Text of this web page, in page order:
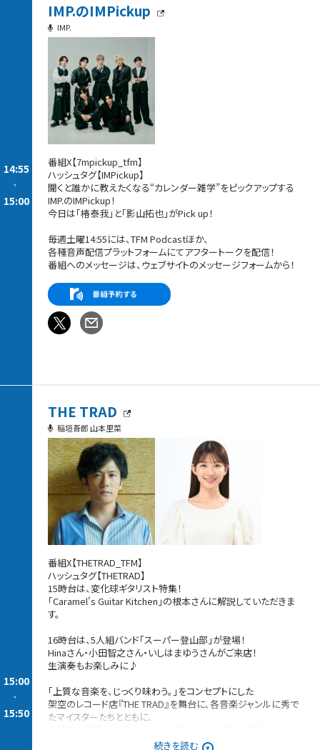
14:55
-
15:00
IMP.のIMPickup
IMP.
番組X【7mpickup_tfm】
ハッシュタグ【IMPickup】
聞くと誰かに教えたくなる“カレンダー雑学”をピックアップする
IMP.のIMPickup！
今日は「椿泰我」と「影山拓也」がPick up！
毎週土曜14:55には、TFM Podcastほか、
各種音声配信プラットフォームにてアフタートークを配信！
番組へのメッセージは、ウェブサイトのメッセージフォームから！
15:00
-
15:50
THE TRAD
稲垣吾郎 山本里菜
番組X【THETRAD_TFM】
ハッシュタグ【THETRAD】
15時台は、変化球ギタリスト特集！
「Caramel's Guitar Kitchen」の根本さんに解説していただきま
す。
16時台は、5人組バンド「スーパー登山部」が登場！
Hinaさん・小田智之さん・いしはまゆうさんがご来店！
生演奏もお楽しみに♪
「上質な音楽を、じっくり味わう。」をコンセプトにした
架空のレコード店『THE TRAD』を舞台に、各音楽ジャンルに秀で
たマイスターたちとともに、
続きを読む